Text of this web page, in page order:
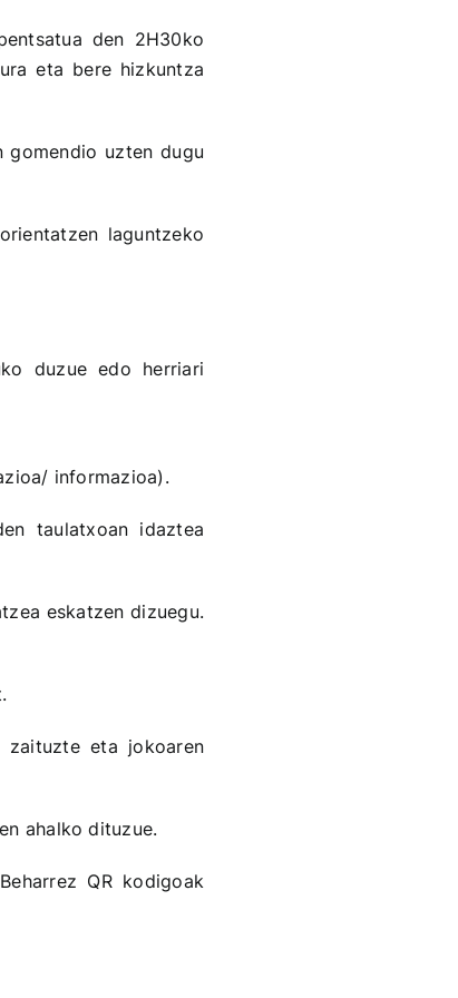
den 2H30ko
eta bere hizkuntza
gomendio uzten dugu
laguntzeko
duzue edo herriari
informazioa).
taulatxoan idaztea
eskatzen dizuegu.
zaituzte eta jokoaren
ahalko dituzue.
QR kodigoak